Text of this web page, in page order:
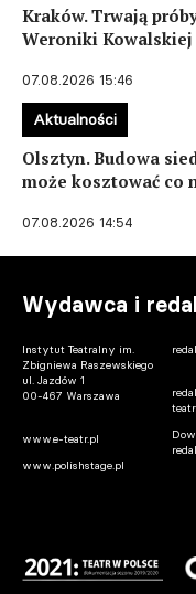
Kraków. Trwają
Weroniki Kowalskiej
07.08.2026 15:46
Olsztyn. Budowa
może kosztować co
07.08.2026 14:54
Aktualności
Wydawca i
Instytut Teatralny im.
Zbigniewa Raszewskiego
ul. Jazdów 1
00-467 Warszawa
www.e-teatr.pl
www.polishstage.pl